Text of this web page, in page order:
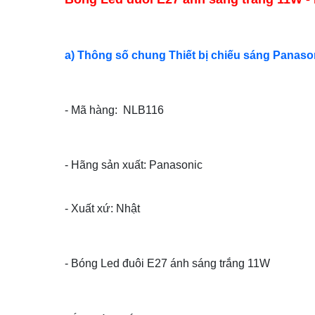
a) Thông số chung Thiết bị chiếu sáng
- Mã hàng: NLB116
- Hãng sản xuất: Panasonic
- Xuất xứ: Nhật
- Bóng Led đuôi E27 ánh sáng trắng 11W